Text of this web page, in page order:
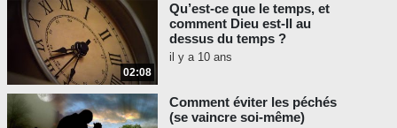
02:08
Qu’est-ce que le temps, et
comment Dieu est-Il au
dessus du temps ?
il y a 10 ans
Comment éviter les péchés
(se vaincre soi-même)